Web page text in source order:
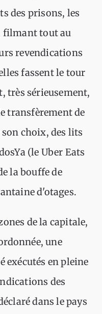
des prisons, les
filmant tout au
revendications
fassent le tour
très sérieusement,
transfèrement de
choix, des lits
(le Uber Eats
la bouffe de
d'otages.
de la capitale,
une
exécutés en pleine
des
dans le pays